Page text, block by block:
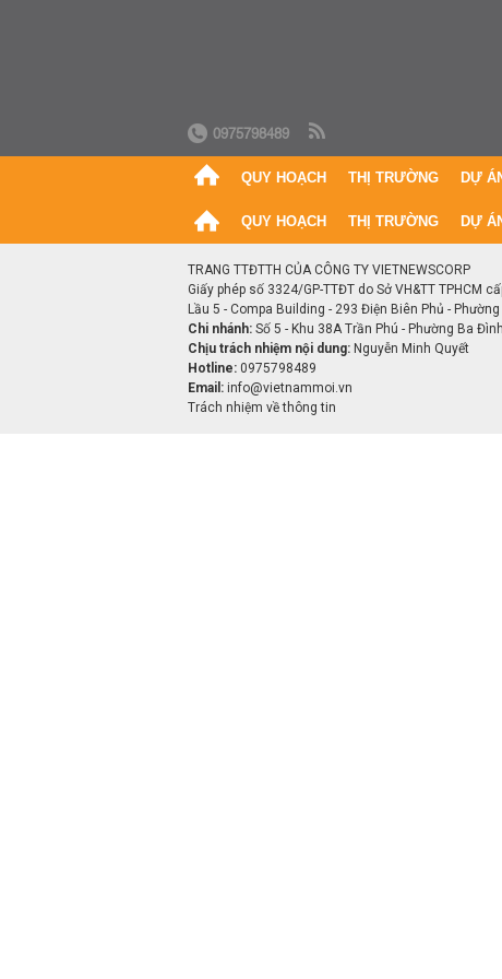
0975798489
QUY HOẠCH THỊ TRƯỜNG DỰ
QUY HOẠCH THỊ TRƯỜNG DỰ
TRANG TTĐTTH CỦA CÔNG TY VIETNEWSCORP
Giấy phép số 3324/GP-TTĐT do Sở VH&TT TPHCM
Lầu 5 - Compa Building - 293 Điện Biên Phủ - Phường
Chi nhánh: Số 5 - Khu 38A Trần Phú - Phường Ba
Chịu trách nhiệm nội dung: Nguyễn Minh Quyết
Hotline: 0975798489
Email: info@vietnammoi.vn
Trách nhiệm về thông tin